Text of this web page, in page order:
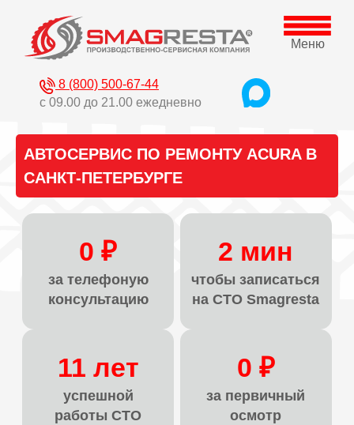
Меню
8 (800) 500-67-44
с 09.00 до 21.00 ежедневно
АВТОСЕРВИС ПО РЕМОНТУ ACURA В
САНКТ-ПЕТЕРБУРГЕ
0 ₽
за телефоную
консультацию
2 мин
чтобы записаться
на СТО Smagresta
11 лет
успешной
работы СТО
0 ₽
за первичный
осмотр